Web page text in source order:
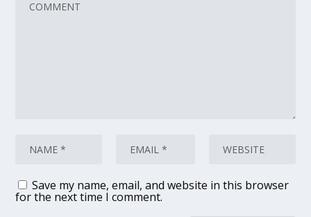
Save my name, email, and website in this browser
for the next time I comment.